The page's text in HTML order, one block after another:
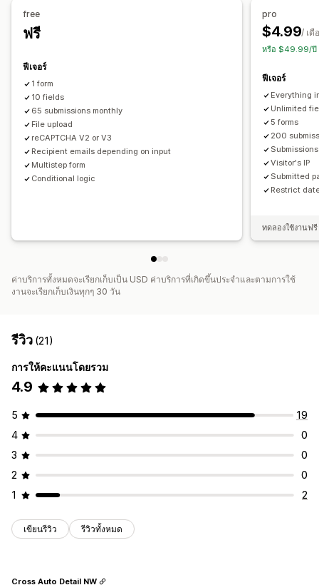
CSS ที่กำหนดเอง
เทมเพลตอีเมล
การจัดการข้อมูล
การตอบกลับอีเมล
คะแนนความพึงพอใจของลูกค้า
การจัดการการส่ง
อีเมล
การส่งออกข้อมูล
free
ฟรี
ฟีเจอร์
1 form
10 fields
65 submissions monthly
File upload
reCAPTCHA V2 or V3
Recipient emails depending on input
Multistep form
Conditional logic
pro
$4.99/ เดื
หรือ $49.99/ปี
ฟีเจอร์
Everything
Unlimited
5 forms
200
Visitor's IP
Submitted
Restrict
ทดลองใช้งานฟ
ค่าบริการทั้งหมดจะเรียกเก็บเป็น USD ค่าบริการที่เกิดขึ้นประจำและตามการใช้
งานจะเรียกเก็บเงินทุกๆ 30 วัน
รีวิว (21)
การให้คะแนนโดยรวม
4.9
5
19
4
0
3
0
2
0
1
2
เขียนรีวิว รีวิวทั้งหมด
Cross Auto Detail NW